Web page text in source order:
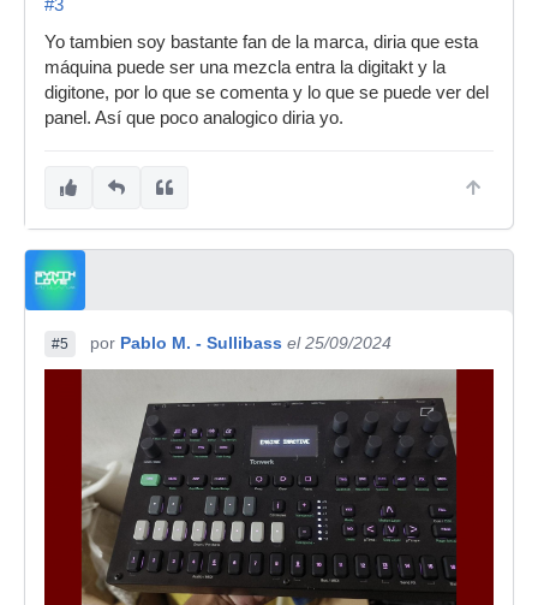
#3
Yo tambien soy bastante fan de la marca, diria que esta
máquina puede ser una mezcla entra la digitakt y la
digitone, por lo que se comenta y lo que se puede ver del
panel. Así que poco analogico diria yo.
#5 por Pablo M. - Sullibass el 25/09/2024